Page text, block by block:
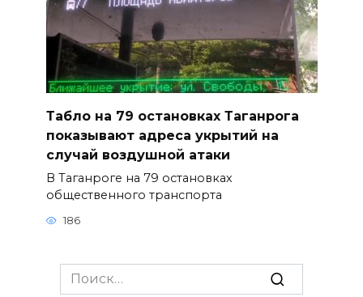
Табло на 79 остановках Таганрога
показывают адреса укрытий на
случай воздушной атаки
В Таганроге на 79 остановках
общественного транспорта
186
Search
for: